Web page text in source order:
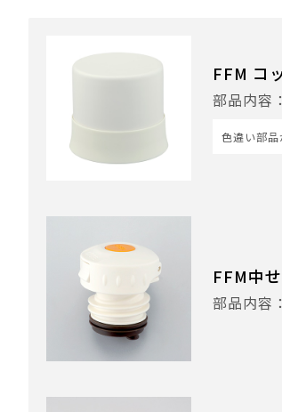
FFM コ
部品内容
色違い部品
FFM中
部品内容